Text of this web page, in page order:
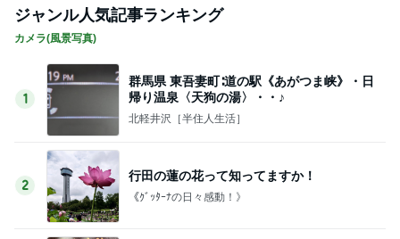
ジャンル人気記事ランキング
カメラ(風景写真)
1
群馬県 東吾妻町∶道の駅《あがつま峡》・日
帰り温泉〈天狗の湯〉・・♪
北軽井沢［半住人生活］
2
行田の蓮の花って知ってますか！
《ｸﾞｯﾀｰﾅの日々感動！》